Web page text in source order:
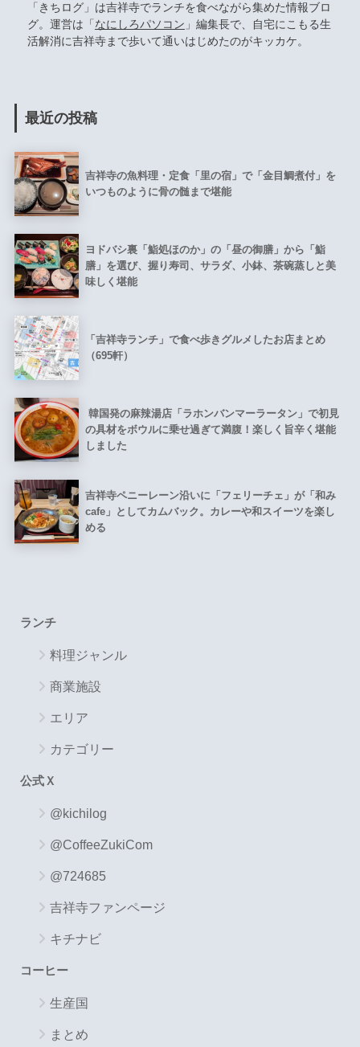
「きちログ」は吉祥寺でランチを食べながら集めた情報ブロ
グ。運営は「 なにしろパソコン 」編集長で、自宅にこもる生
活解消に吉祥寺まで歩いて通いはじめたのがキッカケ。
最近の投稿
吉祥寺の魚料理・定食「里の宿」で「金目鯛煮付」を
いつものように骨の髄まで堪能
ヨドバシ裏「鮨処ほのか」の「昼の御膳」から「鮨
膳」を選び、握り寿司、サラダ、小鉢、茶碗蒸しと美
味しく堪能
「吉祥寺ランチ」で食べ歩きグルメしたお店まとめ
（695軒）
韓国発の麻辣湯店「ラホンバンマーラータン」で初見
の具材をボウルに乗せ過ぎて満腹！楽しく旨辛く堪能
しました
吉祥寺ペニーレーン沿いに「フェリーチェ」が「和み
cafe」としてカムバック。カレーや和スイーツを楽し
める
ランチ
料理ジャンル
商業施設
エリア
カテゴリー
公式Ｘ
@kichilog
@CoffeeZukiCom
@724685
吉祥寺ファンページ
キチナビ
コーヒー
生産国
まとめ